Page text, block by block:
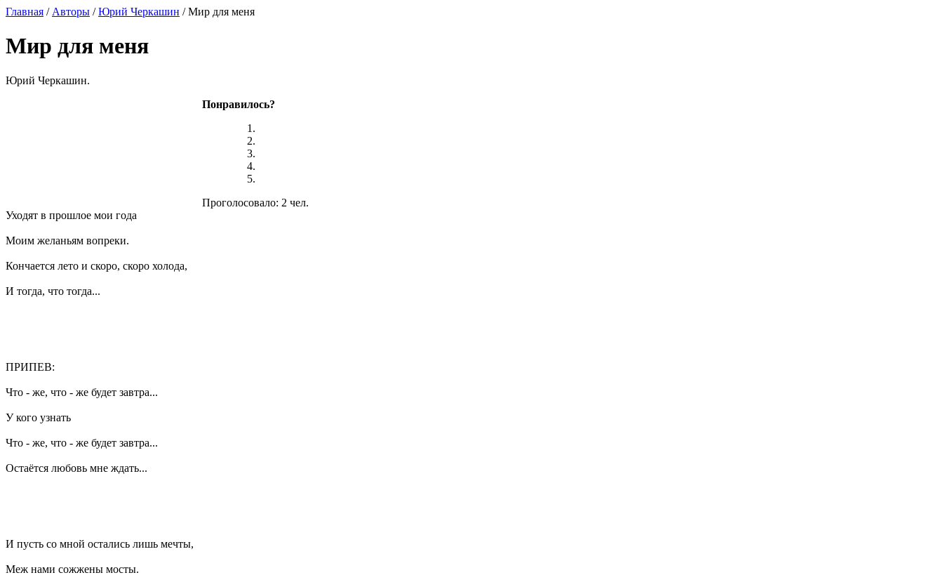
Главная / Авторы /Юрий Черкашин / Мир для меня
Мир для меня
Юрий Черкашин.
Понравилось?
Проголосовало: 2 чел.
Уходят в прошлое мои года
Моим желаньям вопреки.
Кончается лето и скоро, скоро холода,
И тогда, что тогда...
ПРИПЕВ:
Что - же, что - же будет завтра...
У кого узнать
Что - же, что - же будет завтра...
Остаётся любовь мне ждать...
И пусть со мной остались лишь мечты,
Меж нами сожжены мосты.